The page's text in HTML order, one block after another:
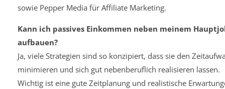
sowie Pepper Media für Affiliate Marketing.
Kann ich passives Einkommen neben meinem
aufbauen?
Ja, viele Strategien sind so konzipiert, dass sie den
minimieren und sich gut nebenberuflich realisieren lassen.
Wichtig ist eine gute Zeitplanung und realistische